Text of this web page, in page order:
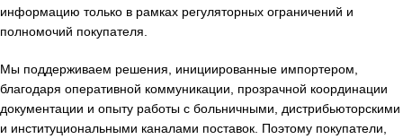
информацию только в рамках регуляторных ограничений и
полномочий покупателя.
Мы поддерживаем решения, инициированные импортером,
благодаря оперативной коммуникации, прозрачной координации
документации и опыту работы с больничными, дистрибьюторскими
и институциональными каналами поставок. Поэтому покупатели,